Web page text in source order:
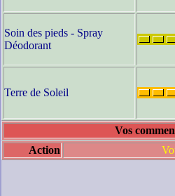
Soin des pieds - Spray
Déodorant
Terre de Soleil
Vos
Action